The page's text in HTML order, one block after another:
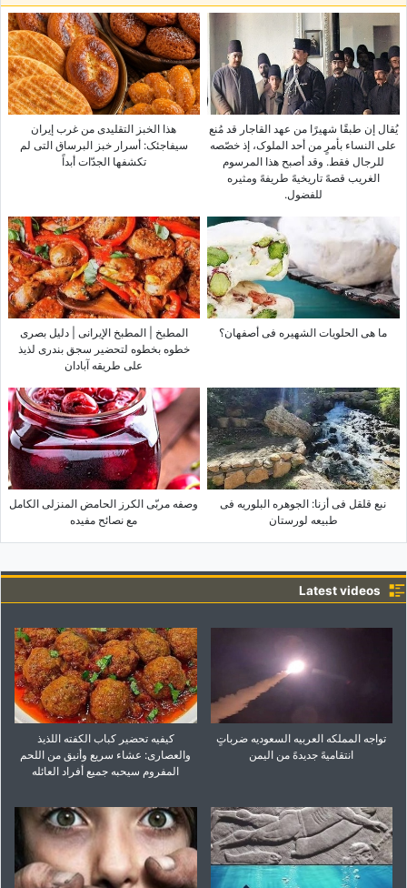
یُقال إن طبقًا شهیرًا من عهد القاجار قد مُنع
على النساء بأمرٍ من أحد الملوک، إذ خصّصه
للرجال فقط. وقد أصبح هذا المرسوم
الغریب قصهً تاریخیهً طریفهً ومثیره
للفضول.
هذا الخبز التقلیدی من غرب إیران
سیفاجئک: أسرار خبز البرساق التی لم
تکشفها الجدّات أبداً
ما هی الحلویات الشهیره فی أصفهان؟
المطبخ | المطبخ الإیرانی | دلیل بصری
خطوه بخطوه لتحضیر سجق بندری لذیذ
على طریقه آبادان
نبع قلقل فی أزنا: الجوهره البلوریه فی
طبیعه لورستان
وصفه مربّى الکرز الحامض المنزلی الکامل
مع نصائح مفیده
Latest videos
تواجه المملکه العربیه السعودیه ضرباتٍ
انتقامیهً جدیدهً من الیمن
کیفیه تحضیر کباب الکفته اللذیذ
والعصاری: عشاء سریع وأنیق من اللحم
المفروم سیحبه جمیع أفراد العائله